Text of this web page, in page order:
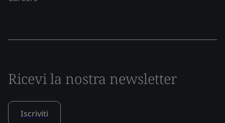
Ricevi la nostra newsletter
Iscriviti